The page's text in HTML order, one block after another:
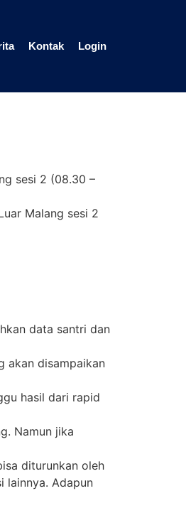
Kontak Login
sesi 2 (08.30 –
Malang sesi 2
data santri dan
akan disampaikan
hasil dari rapid
Namun jika
diturunkan oleh
lainnya. Adapun